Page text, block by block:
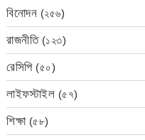
বিনোদন (২৫৬)
রাজনীতি(১২৩)
রেসিপি(৫০)
লাইফস্টাইল (৫৭)
শিক্ষা(৫৮)